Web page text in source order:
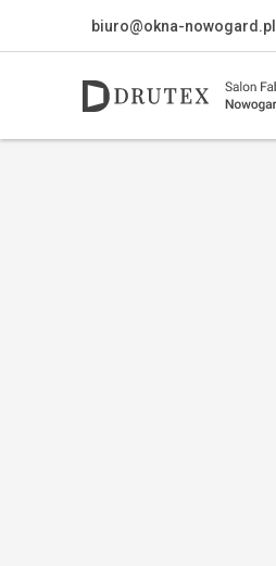
biuro@okna-nowogard.pl